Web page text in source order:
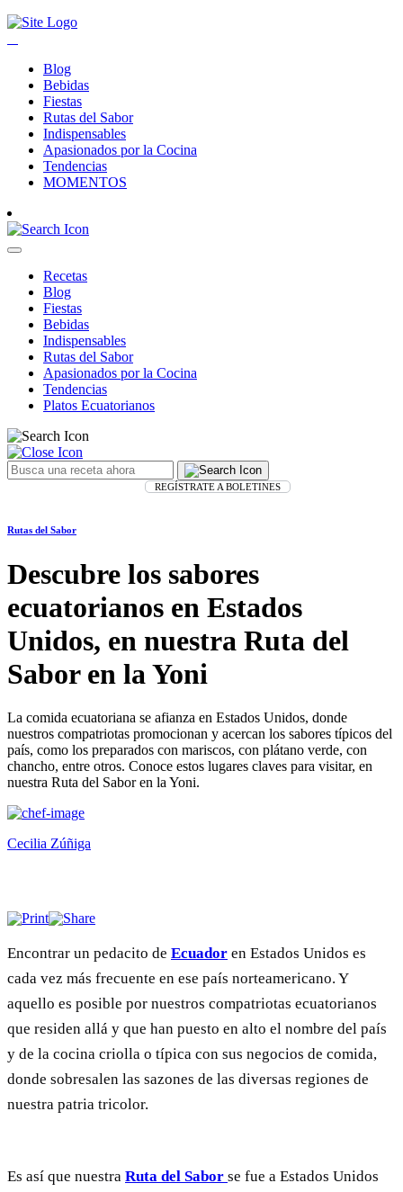
Blog
Bebidas
Fiestas
Rutas del Sabor
Indispensables
Apasionados por la Cocina
Tendencias
MOMENTOS
Recetas
Blog
Fiestas
Bebidas
Indispensables
Rutas del Sabor
Apasionados por la Cocina
Tendencias
Platos Ecuatorianos
REGÍSTRATE A BOLETINES
Rutas del Sabor
Descubre los sabores
ecuatorianos en Estados
Unidos, en nuestra Ruta del
Sabor en la Yoni
La comida ecuatoriana se afianza en Estados Unidos, donde
nuestros compatriotas promocionan y acercan los sabores típicos del
país, como los preparados con mariscos, con plátano verde, con
chancho, entre otros. Conoce estos lugares claves para visitar, en
nuestra Ruta del Sabor en la Yoni.
Cecilia Zúñiga
Encontrar un pedacito de Ecuador en Estados Unidos es
cada vez más frecuente en ese país norteamericano. Y
aquello es posible por nuestros compatriotas ecuatorianos
que residen allá y que han puesto en alto el nombre del país
y de la cocina criolla o típica con sus negocios de comida,
donde sobresalen las sazones de las diversas regiones de
nuestra patria tricolor.
Es así que nuestra Ruta del Sabor se fue a Estados Unidos